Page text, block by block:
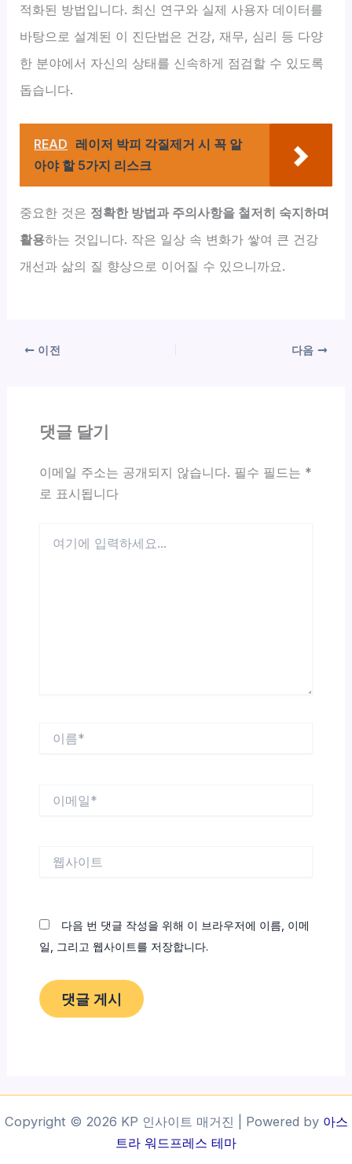
적화된 방법입니다. 최신 연구와 실제 사용자 데이터를
바탕으로 설계된 이 진단법은 건강, 재무, 심리 등 다양
한 분야에서 자신의 상태를 신속하게 점검할 수 있도록
돕습니다.
READ 레이저 박피 각질제거 시 꼭 알
아야 할 5가지 리스크
중요한 것은 정확한 방법과 주의사항을 철저히 숙지하며
활용하는 것입니다. 작은 일상 속 변화가 쌓여 큰 건강
개선과 삶의 질 향상으로 이어질 수 있으니까요.
이전 다음
댓글 달기
이메일 주소는 공개되지 않습니다. 필수 필드는 *
로 표시됩니다
다음 번 댓글 작성을 위해 이 브라우저에 이름, 이메
일, 그리고 웹사이트를 저장합니다.
Copyright © 2026 KP 인사이트 매거진 | Powered by 아스
트라 워드프레스 테마